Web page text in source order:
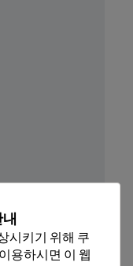
Peripheral
시키기 위해 쿠
용하시면 이 웹